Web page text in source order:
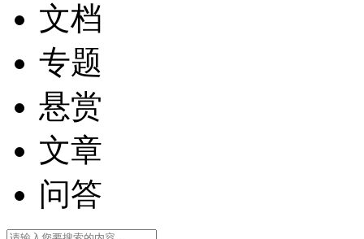
文档
专题
悬赏
文章
问答